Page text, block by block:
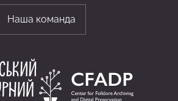
Наша команда